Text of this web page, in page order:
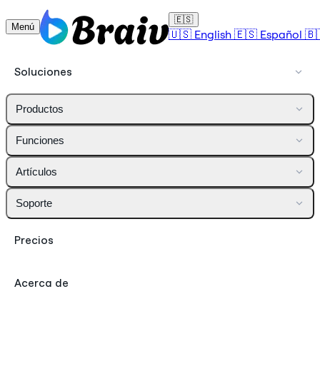
Menú
🇪🇸
🇺🇸 English 🇪🇸 Español
Soluciones
Productos
Funciones
Artículos
Soporte
Precios
Acerca de